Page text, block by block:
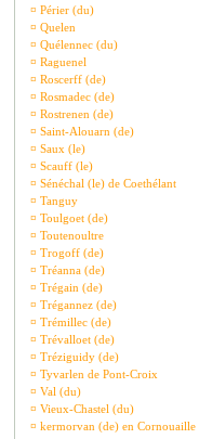
¤ Périer (du)
¤ Quelen
¤ Quélennec (du)
¤ Raguenel
¤ Roscerff (de)
¤ Rosmadec (de)
¤ Rostrenen (de)
¤ Saint-Alouarn (de)
¤ Saux (le)
¤ Scauff (le)
¤ Sénéchal (le) de Coethélant
¤ Tanguy
¤ Toulgoet (de)
¤ Toutenoultre
¤ Trogoff (de)
¤ Tréanna (de)
¤ Trégain (de)
¤ Trégannez (de)
¤ Trémillec (de)
¤ Trévalloet (de)
¤ Tréziguidy (de)
¤ Tyvarlen de Pont-Croix
¤ Val (du)
¤ Vieux-Chastel (du)
¤ kermorvan (de) en Cornouaille